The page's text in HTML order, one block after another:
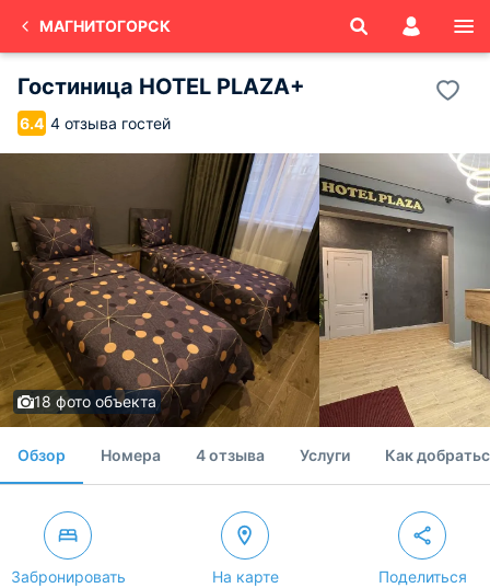
МАГНИТОГОРСК
Гостиница HOTEL PLAZA+
6.4 4 отзыва гостей
18 фото объекта
Обзор Номера 4 отзыва Услуги Как
Забронировать На карте Поделиться